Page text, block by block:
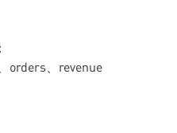
orders、revenue